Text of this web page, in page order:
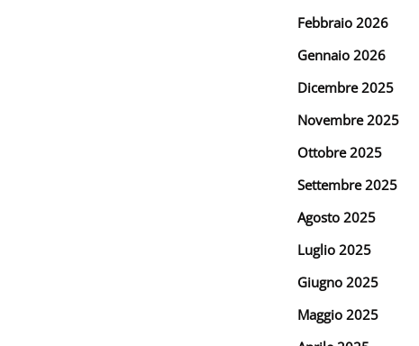
Febbraio 2026
Gennaio 2026
Dicembre 2025
Novembre 2025
Ottobre 2025
Settembre 2025
Agosto 2025
Luglio 2025
Giugno 2025
Maggio 2025